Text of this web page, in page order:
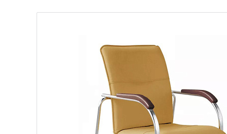
black, подлокотники темный орех 1.031
black, накладки на подлокотники PA
V-27, подлокотники махагон 1.016
слоновая кость V-18, подлокотники бук 1.007
серый V-62, каркас хром, подлокотники
обивка песочный V-17, подлокотники бук 1.007
хром черный V-14 темный орех 1.031
кожа хром темно-коричневый V-3 темный орех
кожа хром синий V-15 темный орех 1.031
иск. кожа хром песочный V-17 темный орех